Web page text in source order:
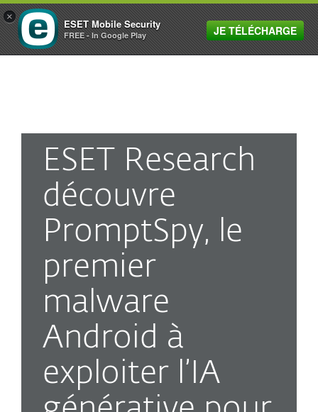
MENU
ESET Research
découvre
PromptSpy, le
premier
malware
Android à
exploiter l’IA
×
ESET Mobile Security
FREE - In Google Play JE TÉLÉCHARGE